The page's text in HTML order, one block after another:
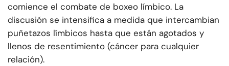
comience el combate de boxeo límbico. La
discusión se intensifica a medida que intercambian
puñetazos límbicos hasta que están agotados y
llenos de resentimiento (cáncer para cualquier
relación).